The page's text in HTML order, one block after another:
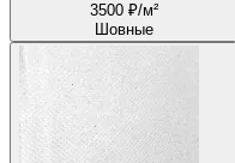
3500 ₽/м²
Шовные